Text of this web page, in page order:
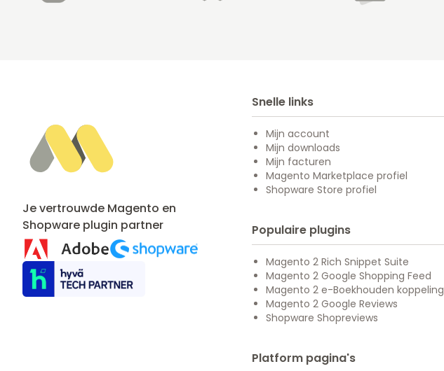
Je vertrouwde Magento en
Shopware plugin partner
Snelle links
Mijn account
Mijn downloads
Mijn facturen
Magento Marketplace profiel
Shopware Store profiel
Populaire plugins
Magento 2 Rich Snippet Suite
Magento 2 Google Shopping Feed
Magento 2 e-Boekhouden koppeling
Magento 2 Google Reviews
Shopware Shopreviews
Platform pagina's